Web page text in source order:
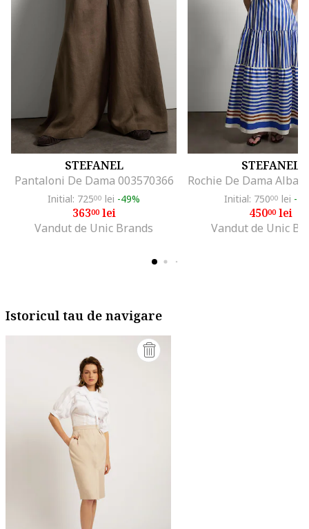
STEFANEL
Pantaloni De Dama 003570366
Initial: 72500 lei -49%
36300lei
Vandut de Unic Brands
STEFANEL
Initial: 75000 lei -
45000lei
Vandut de Unic
Istoricul tau de navigare